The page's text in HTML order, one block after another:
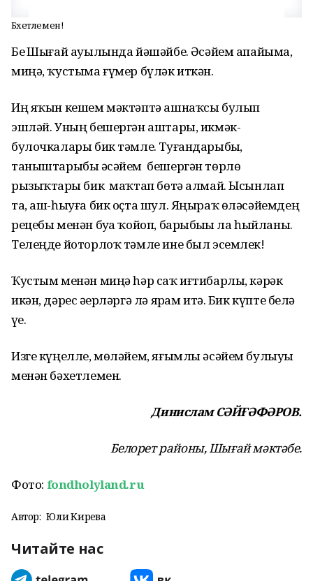
Бәхетлемен!
Беҙ Шығай ауылында йәшәйбеҙ. Әсәйем апайыма,
миңә, ҡустыма ғүмер бүләк иткән.
Иң яҡын кешем мәктәптә ашнаҡсы булып
эшләй. Уның бешергән аштары, икмәк-
булочкалары бик тәмле. Туғандарыбыҙ,
таныштарыбыҙ әсәйем бешергән төрлө
рызыҡтарҙы бик маҡтап бөтә алмай. Ысынлап
та, аш-һыуға бик оҫта шул. Яңыраҡ өләсәйемдең
рецебы менән буҙа ҡойоп, барыбыҙҙы ла һыйланы.
Телеңде йоторлоҡ тәмле ине был эсемлек!
Ҡустым менән миңә һәр саҡ иғтибарлы, кәрәк
икән, дәрес әҙерләргә лә ярҙам итә. Бик күпте белә
үҙе.
Изге күңелле, мөләйем, яғымлы әсәйем булыуы
менән бәхетлемен.
Динислам СӘЙҒӘФӘРОВ.
Белорет районы, Шығай мәктәбе.
Фото: fondholyland.ru
Автор: Юлиә Кирәева
Читайте нас